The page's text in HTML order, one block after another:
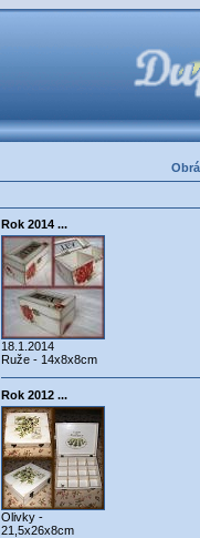
Rok 2014 ...
18.1.2014
Ruže - 14x8x8cm
Rok 2012 ...
Olivky -
21,5x26x8cm